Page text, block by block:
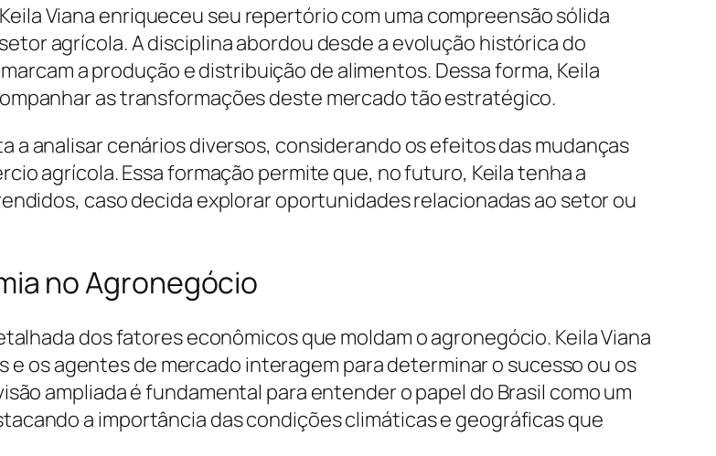
Viana enriqueceu seu repertório com uma compreensão sólida
agrícola. A disciplina abordou desde a evolução histórica do
a produção e distribuição de alimentos. Dessa forma, Keila
as transformações deste mercado tão estratégico.
a analisar cenários diversos, considerando os efeitos das mudanças
agrícola. Essa formação permite que, no futuro, Keila tenha a
caso decida explorar oportunidades relacionadas ao setor ou
no Agronegócio
dos fatores econômicos que moldam o agronegócio. Keila Viana
os agentes de mercado interagem para determinar o sucesso ou os
ampliada é fundamental para entender o papel do Brasil como um
a importância das condições climáticas e geográficas que